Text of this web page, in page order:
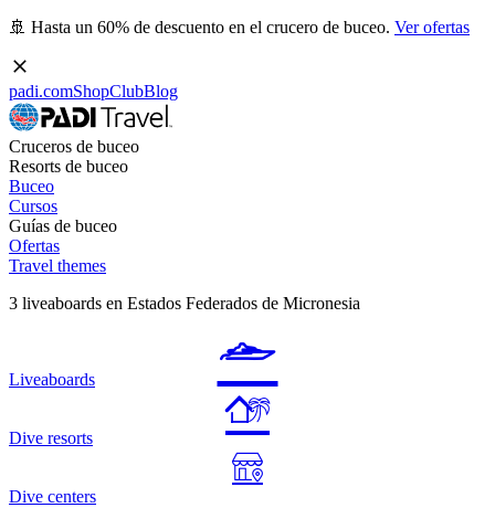
🚢 Hasta un 60% de descuento en el crucero de buceo. Ver ofertas
padi.comShopClubBlog
Cruceros de buceo
Resorts de buceo
Buceo
Cursos
Guías de buceo
Ofertas
Travel themes
3 liveaboards en Estados Federados de Micronesia
Liveaboards
Dive resorts
Dive centers